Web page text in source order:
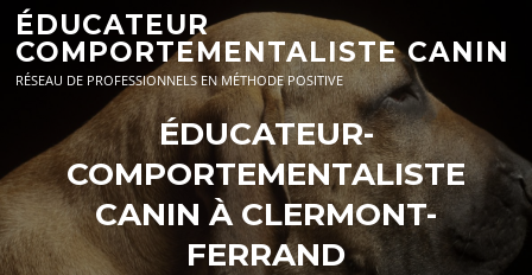
Aller
contenu
ÉDUCATEUR
COMPORTEMENTALISTE CANIN
RÉSEAU DE PROFESSIONNELS EN MÉTHODE POSITIVE
ÉDUCATEUR-
COMPORTEMENTALISTE
CANIN À CLERMONT-
FERRAND